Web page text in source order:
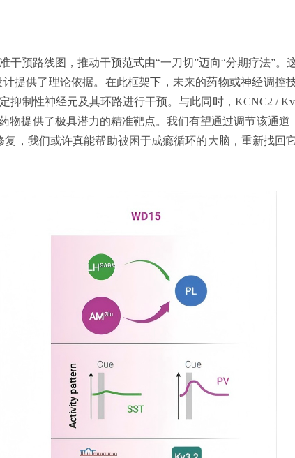
预路线图，推动干预范式由“一刀切”迈向“分期疗法”。
提供了理论依据。在此框架下，未来的药物或神经调控
抑制性神经元及其环路进行干预。与此同时，KCNC2 /
物提供了极具潜力的精准靶点。我们有望通过调节该通道
，我们或许真能帮助被困于成瘾循环的大脑，重新找回